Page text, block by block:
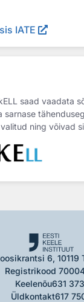
IATE
saad vaadata
sarnase
ning võivad
6, 10119
Registrikood
Keelenõu631
Üldkontakt617